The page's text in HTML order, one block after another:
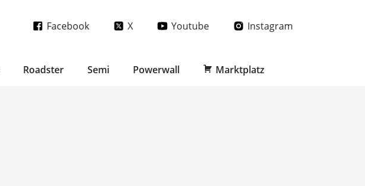
Facebook X Youtube Instagram
Roadster Semi Powerwall Marktplatz